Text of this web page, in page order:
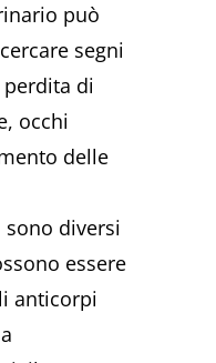
può
segni
di
occhi
delle
sono diversi
essere
anticorpi